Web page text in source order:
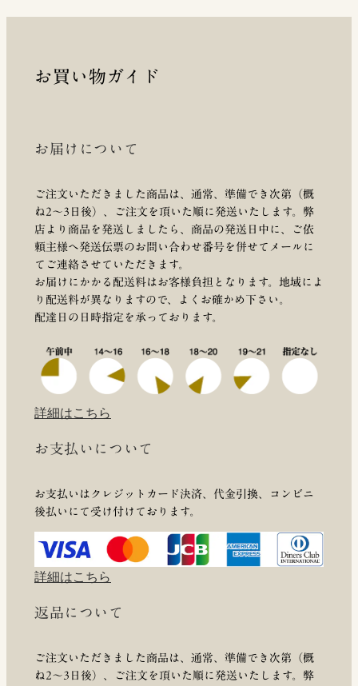
お買い物ガイド
お届けについて
ご注文いただきました商品は、通常、準備でき次第（概
ね2～3日後）、ご注文を頂いた順に発送いたします。弊
店より商品を発送しましたら、商品の発送日中に、ご依
頼主様へ発送伝票のお問い合わせ番号を併せてメールに
てご連絡させていただきます。
お届けにかかる配送料はお客様負担となります。地域によ
り配送料が異なりますので、よくお確かめ下さい。
配達日の日時指定を承っております。
詳細はこちら
お支払いについて
お支払いはクレジットカード決済、代金引換、コンビニ
後払いにて受け付けております。
詳細はこちら
返品について
ご注文いただきました商品は、通常、準備でき次第（概
ね2～3日後）、ご注文を頂いた順に発送いたします。弊